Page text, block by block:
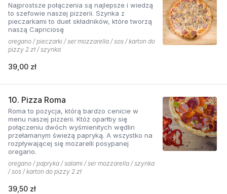
Najprostsze połączenia są najlepsze i wiedzą
to szefowie naszej pizzerii. Szynka z
pieczarkami to duet składników, które tworzą
naszą Capriciosę
oregano / pieczarki / ser mozzarella / sos / karton do
pizzy 2 zł / szynka
39,00 zł
10. Pizza Roma
Roma to pozycja, którą bardzo cenicie w
menu naszej pizzerii. Któż oparłby się
połączeniu dwóch wyśmienitych wędlin
przełamanym świeżą papryką. A wszystko na
rozpływającej się mozarelli posypanej
oregano.
oregano / papryka / salami / ser mozzarella / szynka
/ sos / karton do pizzy 2 zł
39,50 zł